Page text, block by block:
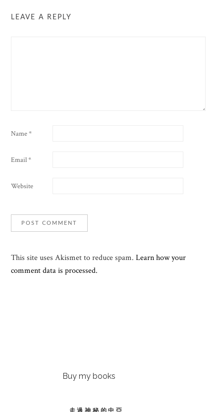
LEAVE A REPLY
Name*
Email*
Website
This site uses Akismet to reduce spam.Learn how your
comment data is processed.
Buy my books
走過神秘的中亞